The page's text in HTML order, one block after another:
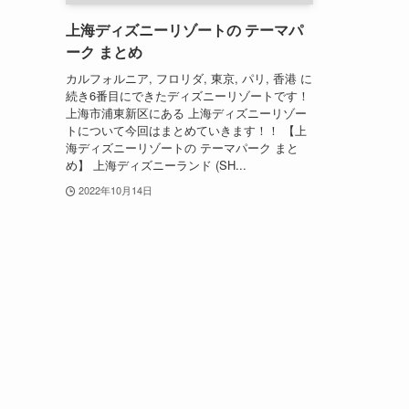
上海ディズニーリゾートの テーマパ
ーク まとめ
カルフォルニア, フロリダ, 東京, パリ, 香港 に
続き6番目にできたディズニーリゾートです！
上海市浦東新区にある 上海ディズニーリゾー
トについて今回はまとめていきます！！ 【上
海ディズニーリゾートの テーマパーク まと
め】 上海ディズニーランド (SH...
2022年10月14日